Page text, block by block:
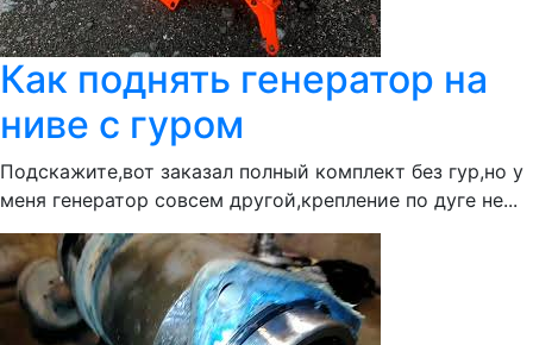
Как поднять генератор на
ниве с гуром
Подскажите,вот заказал полный комплект без гур,но у
меня генератор совсем другой,крепление по дуге не...